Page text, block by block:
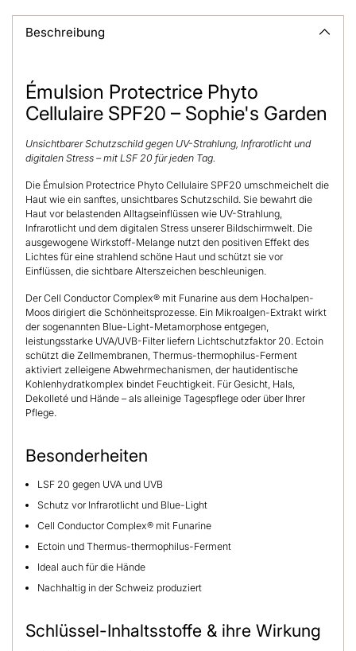
Beschreibung
Émulsion Protectrice Phyto
Cellulaire SPF20 – Sophie's Garden
Unsichtbarer Schutzschild gegen UV-Strahlung, Infrarotlicht und
digitalen Stress – mit LSF 20 für jeden Tag.
Die Émulsion Protectrice Phyto Cellulaire SPF20 umschmeichelt die
Haut wie ein sanftes, unsichtbares Schutzschild. Sie bewahrt die
Haut vor belastenden Alltagseinflüssen wie UV-Strahlung,
Infrarotlicht und dem digitalen Stress unserer Bildschirmwelt. Die
ausgewogene Wirkstoff-Melange nutzt den positiven Effekt des
Lichtes für eine strahlend schöne Haut und schützt sie vor
Einflüssen, die sichtbare Alterszeichen beschleunigen.
Der Cell Conductor Complex® mit Funarine aus dem Hochalpen-
Moos dirigiert die Schönheitsprozesse. Ein Mikroalgen-Extrakt wirkt
der sogenannten Blue-Light-Metamorphose entgegen,
leistungsstarke UVA/UVB-Filter liefern Lichtschutzfaktor 20. Ectoin
schützt die Zellmembranen, Thermus-thermophilus-Ferment
aktiviert zelleigene Abwehrmechanismen, der hautidentische
Kohlenhydratkomplex bindet Feuchtigkeit. Für Gesicht, Hals,
Dekolleté und Hände – als alleinige Tagespflege oder über Ihrer
Pflege.
Besonderheiten
LSF 20 gegen UVA und UVB
Schutz vor Infrarotlicht und Blue-Light
Cell Conductor Complex® mit Funarine
Ectoin und Thermus-thermophilus-Ferment
Ideal auch für die Hände
Nachhaltig in der Schweiz produziert
Schlüssel-Inhaltsstoffe & ihre Wirkung